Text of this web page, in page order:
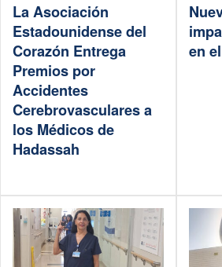
La Asociación
Estadounidense del
Corazón Entrega
Premios por
Accidentes
Cerebrovasculares a
los Médicos de
Hadassah
en